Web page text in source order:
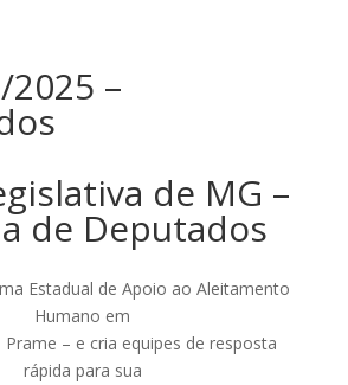
2025 –
de MG –
de Deputados
Estadual de Apoio ao Aleitamento
Humano em
Prame – e cria equipes de resposta
rápida para sua